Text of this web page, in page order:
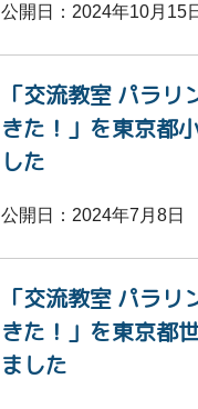
公開日：2024年10月15
「交流教室 パラ
きた！」を東京都
した
公開日：2024年7月8日
「交流教室 パラ
きた！」を東京都
ました